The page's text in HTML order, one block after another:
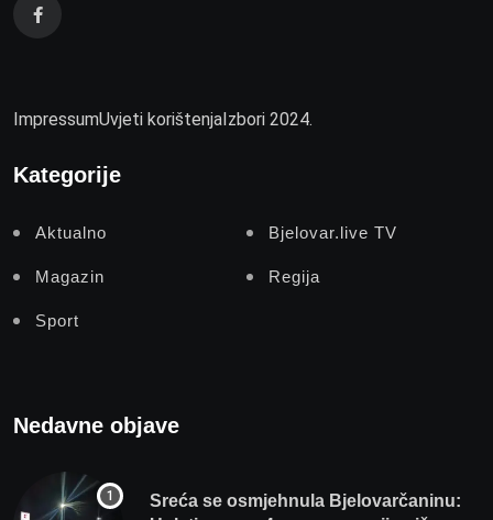
ImpressumUvjeti korištenja Izbori 2024.
Kategorije
Aktualno Bjelovar.live TV
Magazin Regija
Sport
Nedavne objave
Sreća se osmjehnula Bjelovarčaninu: